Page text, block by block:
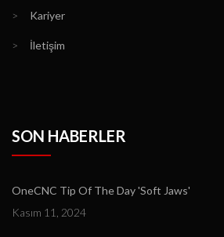
> Kariyer
> İletişim
SON HABERLER
OneCNC Tip Of The Day 'Soft Jaws'
Kasım 11, 2024